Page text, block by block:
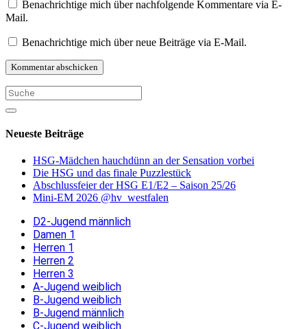
Benachrichtige mich über nachfolgende Kommentare via E-
Mail.
Benachrichtige mich über neue Beiträge via E-Mail.
Neueste Beiträge
HSG-Mädchen hauchdünn an der Sensation vorbei
Die HSG und das finale Puzzlestück
Abschlussfeier der HSG E1/E2 – Saison 25/26
Mini-EM 2026 @hv_westfalen
D2-Jugend männlich
Damen 1
Herren 1
Herren 2
Herren 3
A-Jugend weiblich
B-Jugend weiblich
B-Jugend männlich
C-Jugend weiblich